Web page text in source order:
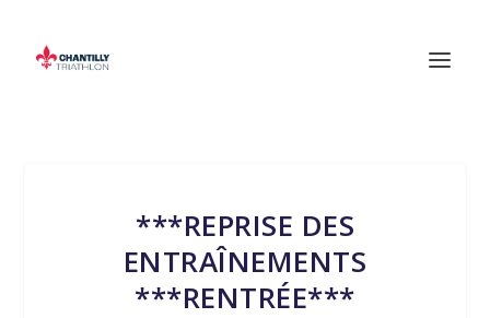
***REPRISE DES
ENTRAÎNEMENTS
***RENTRÉE***